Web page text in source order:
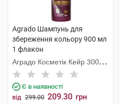
Agrado Шампунь для
збереження кольору 900 мл
1 флакон
Аградо Косметік Кейр 3000
С.Л.У.
Є в наявності
від 299.00 209.30 грн